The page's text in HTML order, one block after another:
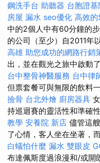
鋼洗手台 助聽器 台胞證基
房屋 漏水 seo優化 高效的
中的2個人中有60分鐘的
的公司（至少）自2011年
高雄 助您成功的網路行銷
出，並在觀光之旅中啟動
台中整骨神醫服務 台中律
但票套餐可與無限的飲料
撿骨 台北外燴 廚房器具
持巡迴賽的靈活性和準確
教學 安養院 新店 儘管這
了心情，客人坐在坐著，
白蟻怕什麼 漏水 雙眼皮
布達佩斯度過浪漫和/或